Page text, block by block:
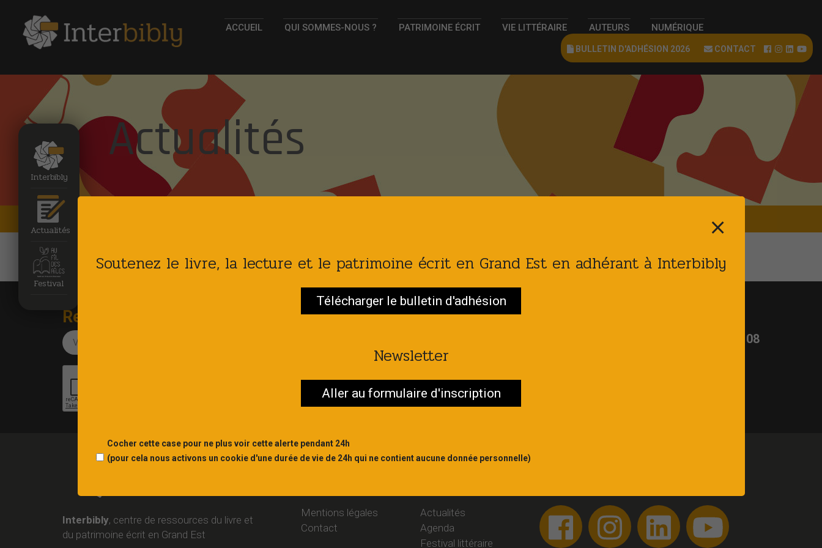
Interbibly
Actualités
Festival
ACCUEIL QUI SOMMES-NOUS ? PATRIMOINE ÉCRIT VIE LITTÉRAIRE AUTEURS NUMÉRIQUE
BULLETIN D'ADHÉSION 2026 CONTACT
Actualités
Recevez notre newsletter
03 26 65 02 08
Interbibly, centre de ressources du livre et
du patrimoine écrit en Grand Est
Mentions légales
Contact
Actualités
Agenda
Festival littéraire
⨯
Soutenez le livre, la lecture et le patrimoine écrit en Grand Est en adhérant à Interbibly
Télécharger le bulletin d'adhésion
Newsletter
Aller au formulaire d'inscription
Cocher cette case pour ne plus voir cette alerte pendant 24h
(pour cela nous activons un cookie d'une durée de vie de 24h qui ne contient aucune donnée personnelle)